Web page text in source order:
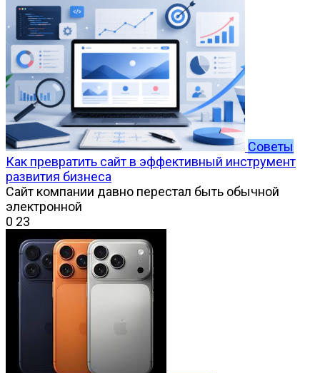
Советы
Как превратить сайт в эффективный инструмент
развития бизнеса
Сайт компании давно перестал быть обычной
электронной
0 23